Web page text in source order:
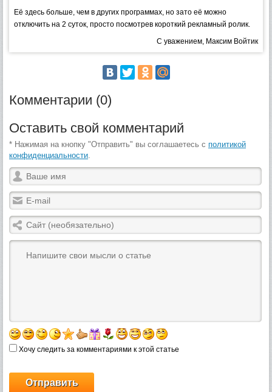
Её здесь больше, чем в других программах, но зато её можно
отключить на 2 суток, просто посмотрев короткий рекламный ролик.
С уважением, Максим Войтик
Комментарии (0)
Оставить свой комментарий
* Нажимая на кнопку "Отправить" вы соглашаетесь с политикой
конфиденциальности
Хочу следить за комментариями к этой статье